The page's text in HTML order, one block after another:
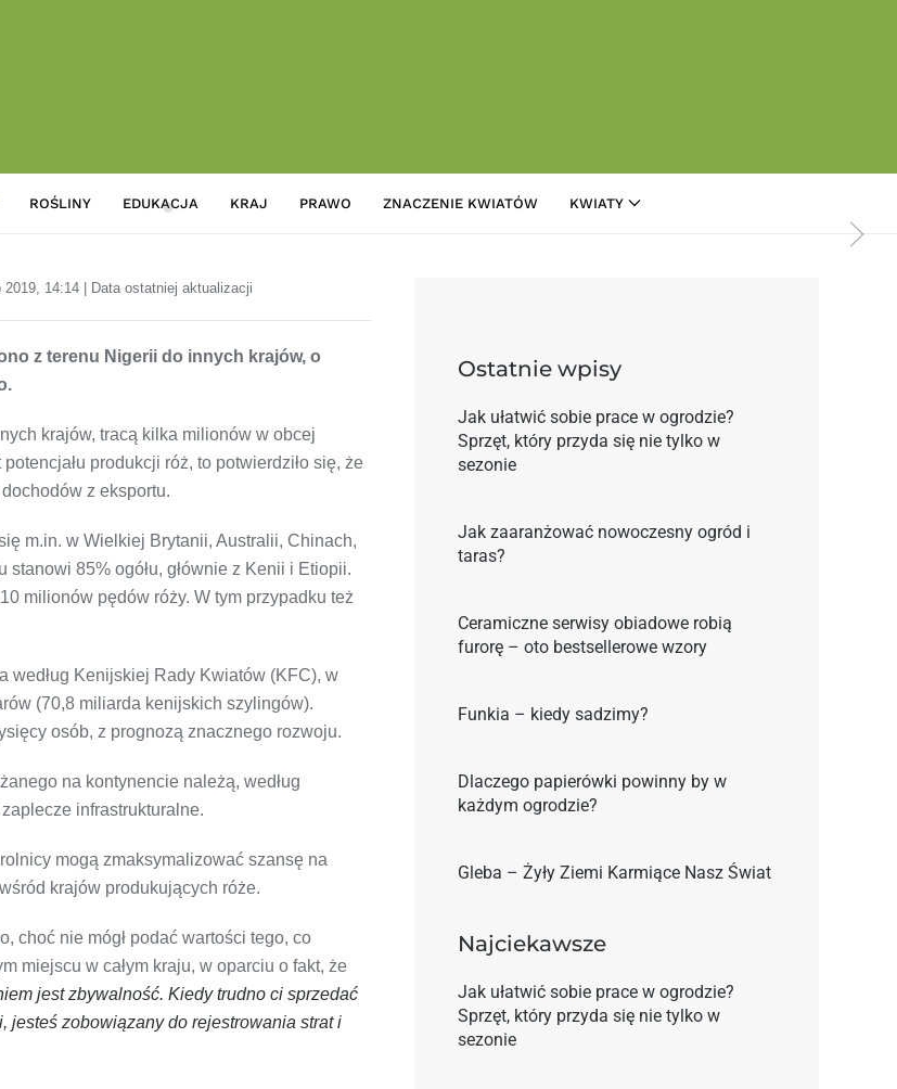
ROŚLINY EDUKACJA KRAJ PRAWO ZNACZENIE KWIATÓW KWIATY
2019, 14:14 | Data ostatniej aktualizacji
z terenu Nigerii do innych krajów, o
krajów, tracą kilka milionów w obcej
produkcji róż, to potwierdziło się, że
z eksportu.
m.in. w Wielkiej Brytanii, Australii, Chinach,
85% ogółu, głównie z Kenii i Etiopii.
milionów pędów róży. W tym przypadku też
według Kenijskiej Rady Kwiatów (KFC), w
(70,8 miliarda kenijskich szylingów).
osób, z prognozą znacznego rozwoju.
na kontynencie należą, według
infrastrukturalne.
mogą zmaksymalizować szansę na
krajów produkujących róże.
choć nie mógł podać wartości tego, co
miejscu w całym kraju, w oparciu o fakt, że
jest zbywalność. Kiedy trudno ci sprzedać
jesteś zobowiązany do rejestrowania strat i
Ostatnie wpisy
Jak ułatwić sobie prace w ogrodzie?
Sprzęt, który przyda się nie tylko w
sezonie
Jak zaaranżować nowoczesny ogród i
taras?
Ceramiczne serwisy obiadowe robią
furorę – oto bestsellerowe wzory
Funkia – kiedy sadzimy?
Dlaczego papierówki powinny by w
każdym ogrodzie?
Gleba – Żyły Ziemi Karmiące Nasz Świat
Najciekawsze
Jak ułatwić sobie prace w ogrodzie?
Sprzęt, który przyda się nie tylko w
sezonie